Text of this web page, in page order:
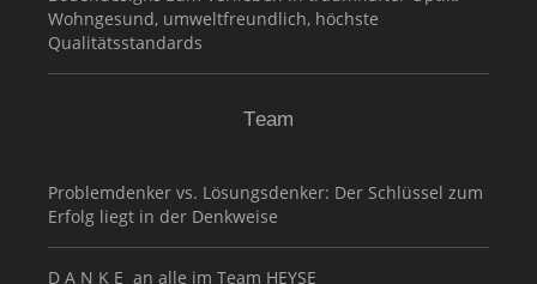
Wohngesund, umweltfreundlich, höchste
Qualitätsstandards
Team
Problemdenker vs. Lösungsdenker: Der Schlüssel zum
Erfolg liegt in der Denkweise
D A N K E an alle im Team HEYSE